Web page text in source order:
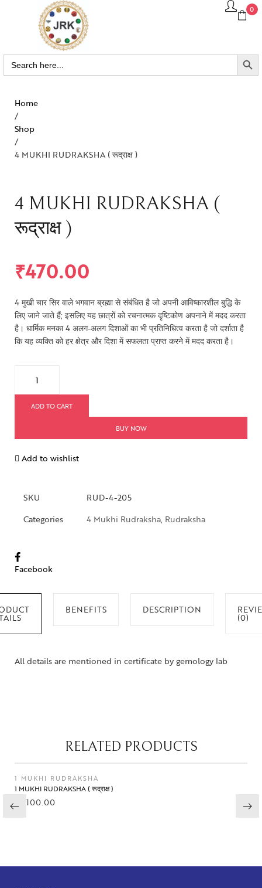
0
Search
for:
SEARCH BUTTON
Home
/
Shop
/
4 MUKHI RUDRAKSHA ( रूद्राक्ष )
4 MUKHI RUDRAKSHA (
रूद्राक्ष )
₹470.00
4 मुखी चार सिर वाले भगवान ब्रह्मा से संबंधित है जो अपनी आविष्कारशील बुद्धि के
लिए जाने जाते हैं; इसलिए यह छात्रों को रचनात्मक दृष्टिकोण अपनाने में मदद करता
है। धार्मिक मनका 4 अलग-अलग दिशाओं का भी प्रतिनिधित्व करता है जो दर्शाता है
कि यह व्यक्ति को हर क्षेत्र और दिशा में सफलता प्राप्त करने में मदद करता है।
ADD TO CART
BUY NOW
Add to wishlist
SKU
RUD-4-205
Categories
4 Mukhi Rudraksha, Rudraksha
Facebook
BENEFITS DESCRIPTION
(0)
All details are mentioned in certificate by gemology lab
RELATED PRODUCTS
1 MUKHI RUDRAKSHA
1 MUKHI RUDRAKSHA ( रूद्राक्ष )
2,100.00